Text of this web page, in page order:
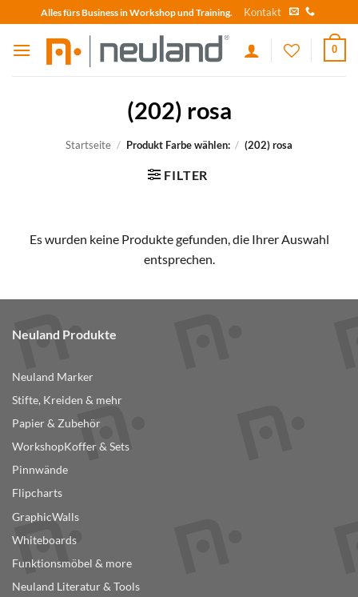
to
content
Alles fürs Business in Workshop und Training. Kontakt
0
(202) rosa
Startseite / Produkt Farbe wählen: / (202) rosa
FILTER
Es wurden keine Produkte gefunden, die Ihrer Auswahl
entsprechen.
Neuland Produkte
Neuland Marker
Stifte, Kreiden & mehr
Papier & Zubehör
WorkshopKoffer & Sets
Pinnwände
Flipcharts
GraphicWalls
Whiteboards
Funktionsmöbel & more
Neuland Literatur & Tools